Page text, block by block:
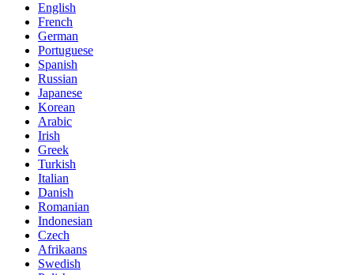
English
French
German
Portuguese
Spanish
Russian
Japanese
Korean
Arabic
Irish
Greek
Turkish
Italian
Danish
Romanian
Indonesian
Czech
Afrikaans
Swedish